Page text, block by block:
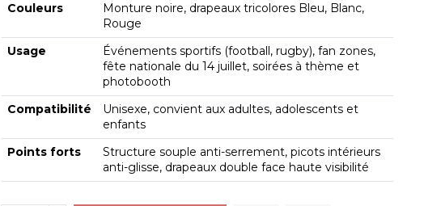
Couleurs
Monture noire, drapeaux tricolores Bleu, Blanc,
Rouge
Usage
Événements sportifs (football, rugby), fan zones,
fête nationale du 14 juillet, soirées à thème et
photobooth
Compatibilité
Unisexe, convient aux adultes, adolescents et
enfants
Points forts
Structure souple anti-serrement, picots intérieurs
anti-glisse, drapeaux double face haute visibilité